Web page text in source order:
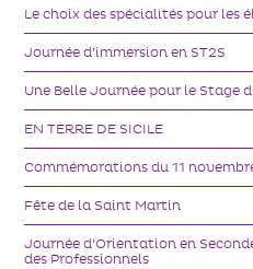
Le choix des spécialités pour les
Journée d’immersion en ST2S
Une Belle Journée pour le Stage
EN TERRE DE SICILE
Commémorations du 11
Fête de la Saint Martin
Journée d’Orientation en
des Professionnels